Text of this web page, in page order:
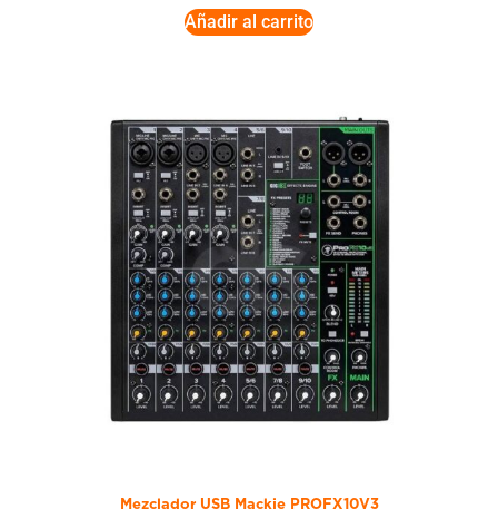
Añadir al carrito
Mezclador USB Mackie PROFX10V3